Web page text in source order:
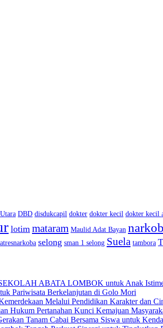
DBD disdukcapil dokter dokter kecil dokter kecil
lotim mataram Maulid Adat Bayan
selong sman 1 selong Suela tambora
ABATA LOMBOK untuk Anak
Pariwisata Berkelanjutan di Golo Mori
Melalui Pendidikan Karakter dan
Hukum Pertanahan Kunci Kemajuan
Tanam Cabai Bersama Siswa untuk